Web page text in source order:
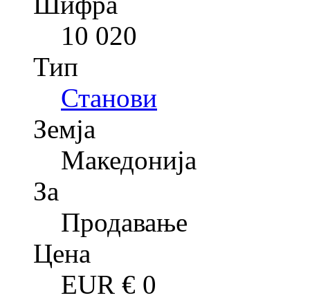
10 020
Тип
Станови
Земја
Македонија
За
Продавање
Цена
EUR € 0